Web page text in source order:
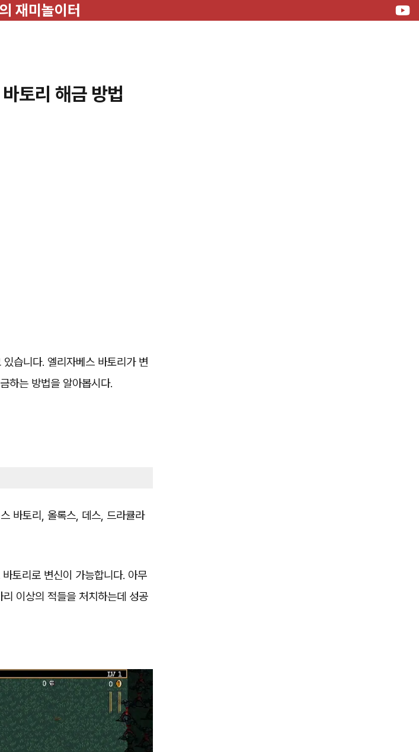
재미놀이터
토리 해금 방법
습니다. 엘리자베스 바토리가 변
하는 방법을 알아봅시다.
바토리, 올록스, 데스, 드라큘라
토리로 변신이 가능합니다. 아무
이상의 적들을 처치하는데 성공